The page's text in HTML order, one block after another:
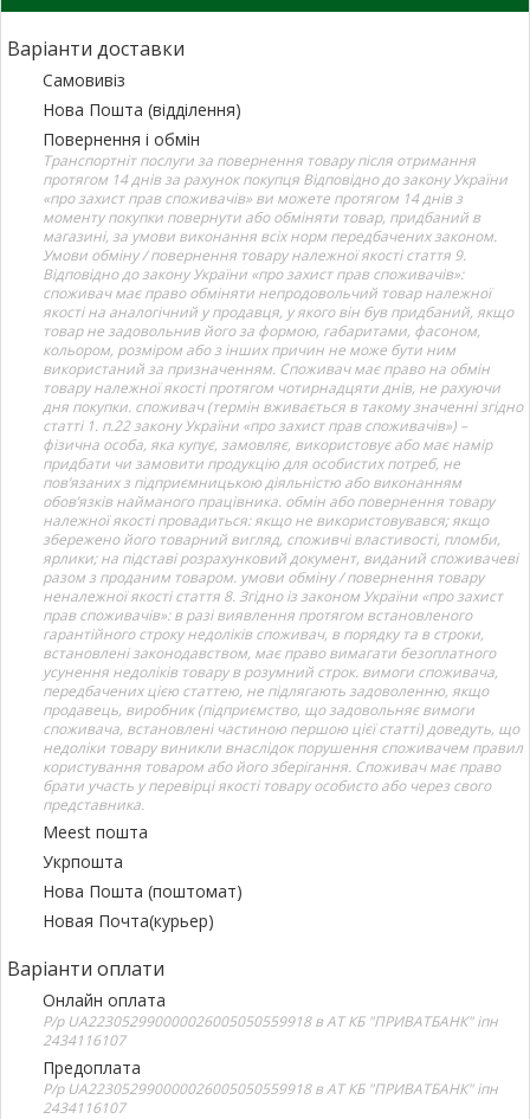
Варіанти доставки
Самовивіз
Нова Пошта (відділення)
Повернення і обмін
Транспортніт послуги за повернення товару після отримання
протягом 14 днів за рахунок покупця Відповідно до закону України
«про захист прав споживачів» ви можете протягом 14 днів з
моменту покупки повернути або обміняти товар, придбаний в
магазині, за умови виконання всіх норм передбачених законом.
Умови обміну / повернення товару належної якості стаття 9.
Відповідно до закону України «про захист прав споживачів»:
споживач має право обміняти непродовольчий товар належної
якості на аналогічний у продавця, у якого він був придбаний, якщо
товар не задовольнив його за формою, габаритами, фасоном,
кольором, розміром або з інших причин не може бути ним
використаний за призначенням. Споживач має право на обмін
товару належної якості протягом чотирнадцяти днів, не рахуючи
дня покупки. споживач (термін вживається в такому значенні згідно
статті 1. п.22 закону України «про захист прав споживачів») –
фізична особа, яка купує, замовляє, використовує або має намір
придбати чи замовити продукцію для особистих потреб, не
пов’язаних з підприємницькою діяльністю або виконанням
обов’язків найманого працівника. обмін або повернення товару
належної якості провадиться: якщо не використовувався; якщо
збережено його товарний вигляд, споживчі властивості, пломби,
ярлики; на підставі розрахунковий документ, виданий споживачеві
разом з проданим товаром. умови обміну / повернення товару
неналежної якості стаття 8. Згідно із законом України «про захист
прав споживачів»: в разі виявлення протягом встановленого
гарантійного строку недоліків споживач, в порядку та в строки,
встановлені законодавством, має право вимагати безоплатного
усунення недоліків товару в розумний строк. вимоги споживача,
передбачених цією статтею, не підлягають задоволенню, якщо
продавець, виробник (підприємство, що задовольняє вимоги
споживача, встановлені частиною першою цієї статті) доведуть, що
недоліки товару виникли внаслідок порушення споживачем правил
користування товаром або його зберігання. Споживач має право
брати участь у перевірці якості товару особисто або через свого
представника.
Meest пошта
Укрпошта
Нова Пошта (поштомат)
Новая Почта(курьер)
Варіанти оплати
Онлайн оплата
Р/р UA223052990000026005050559918 в АТ КБ "ПРИВАТБАНК" іпн
2434116107
Предоплата
Р/р UA223052990000026005050559918 в АТ КБ "ПРИВАТБАНК" іпн
2434116107